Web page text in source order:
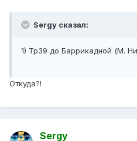
Sergy сказал:
1) Тр39 до Баррикадной (М.
Откуда?!
Sergy